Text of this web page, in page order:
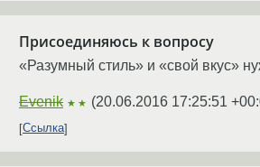
Присоединяюсь к вопросу
«Разумный стиль» и «свой вкус»
Evenik ★★ (20.06.2016 17:25:51
Ссылка